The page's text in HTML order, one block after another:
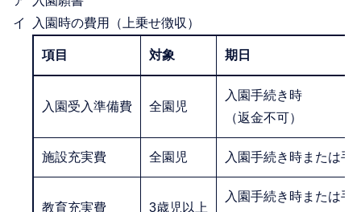
入園時の費用（上乗せ徴収）
項目 対象 期日
入園受入準備費 全園児
入園手続き時
（返金不可）
施設充実費 全園児 入園手続き時または手
教育充実費 3歳児以上
入園手続き時または手